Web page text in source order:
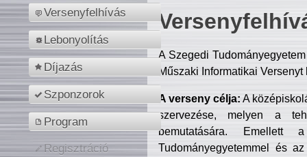
Versenyfelhívás
Lebonyolítás
Díjazás
Szponzorok
Program
Regisztráció
A Szegedi
Műszaki Informatikai
A verseny célja: A
szervezése, melyen a
bemutatására. Emellett
Tudományegyetemmel és